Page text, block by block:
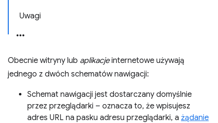
Uwagi
Obecnie witryny lub aplikacjeinternetowe używają
jednego z dwóch schematów nawigacji:
Schemat nawigacji jest dostarczany domyślnie
przez przeglądarki – oznacza to, że wpisujesz
adres URL na pasku adresu przeglądarki, a żądanie